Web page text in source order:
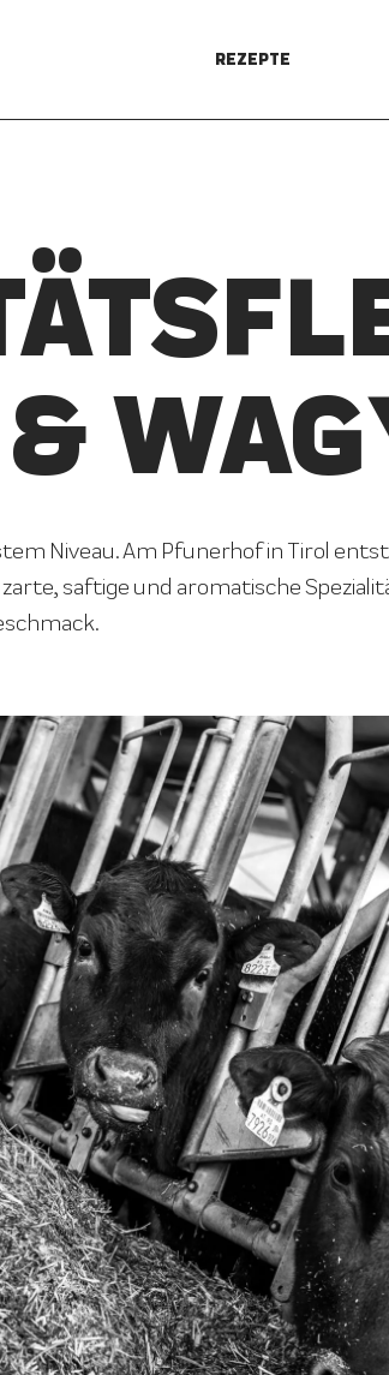
REZEPTE
Niveau. Am Pfunerhof in Tirol
saftige und aromatische